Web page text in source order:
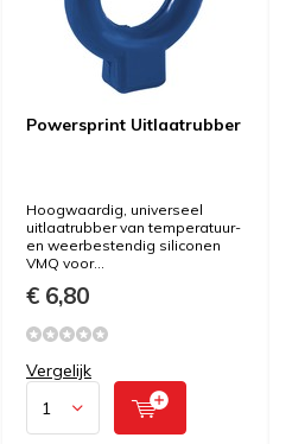
Powersprint Uitlaatrubber
Hoogwaardig, universeel
uitlaatrubber van temperatuur-
en weerbestendig siliconen
VMQ voor...
€ 6,80
Vergelijk